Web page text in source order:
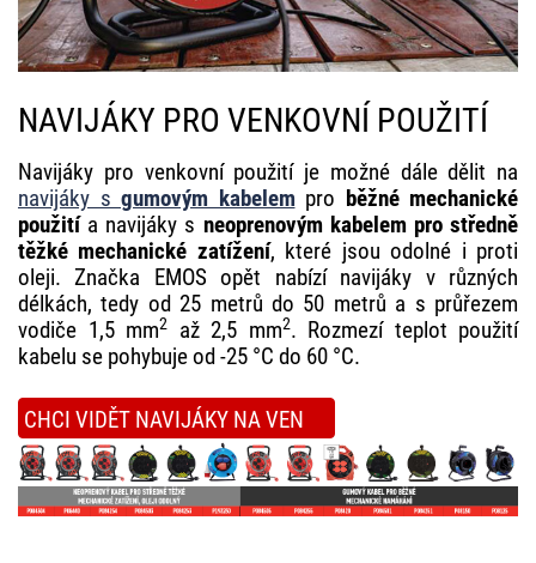
NAVIJÁKY PRO VENKOVNÍ POUŽITÍ
Navijáky pro venkovní použití je možné dále dělit na
navijáky s gumovým kabelempro běžné mechanické
použitía navijáky s neoprenovým kabelem pro středně
těžké mechanické zatížení, které jsou odolné i proti
oleji. Značka EMOS opět nabízí navijáky v různých
délkách, tedy od 25 metrů do 50 metrů a s průřezem
vodiče 1,5 mm2 až 2,5 mm2. Rozmezí teplot použití
kabelu se pohybuje od -25 °C do 60 °C.
CHCI VIDĚT NAVIJÁKY NA VEN